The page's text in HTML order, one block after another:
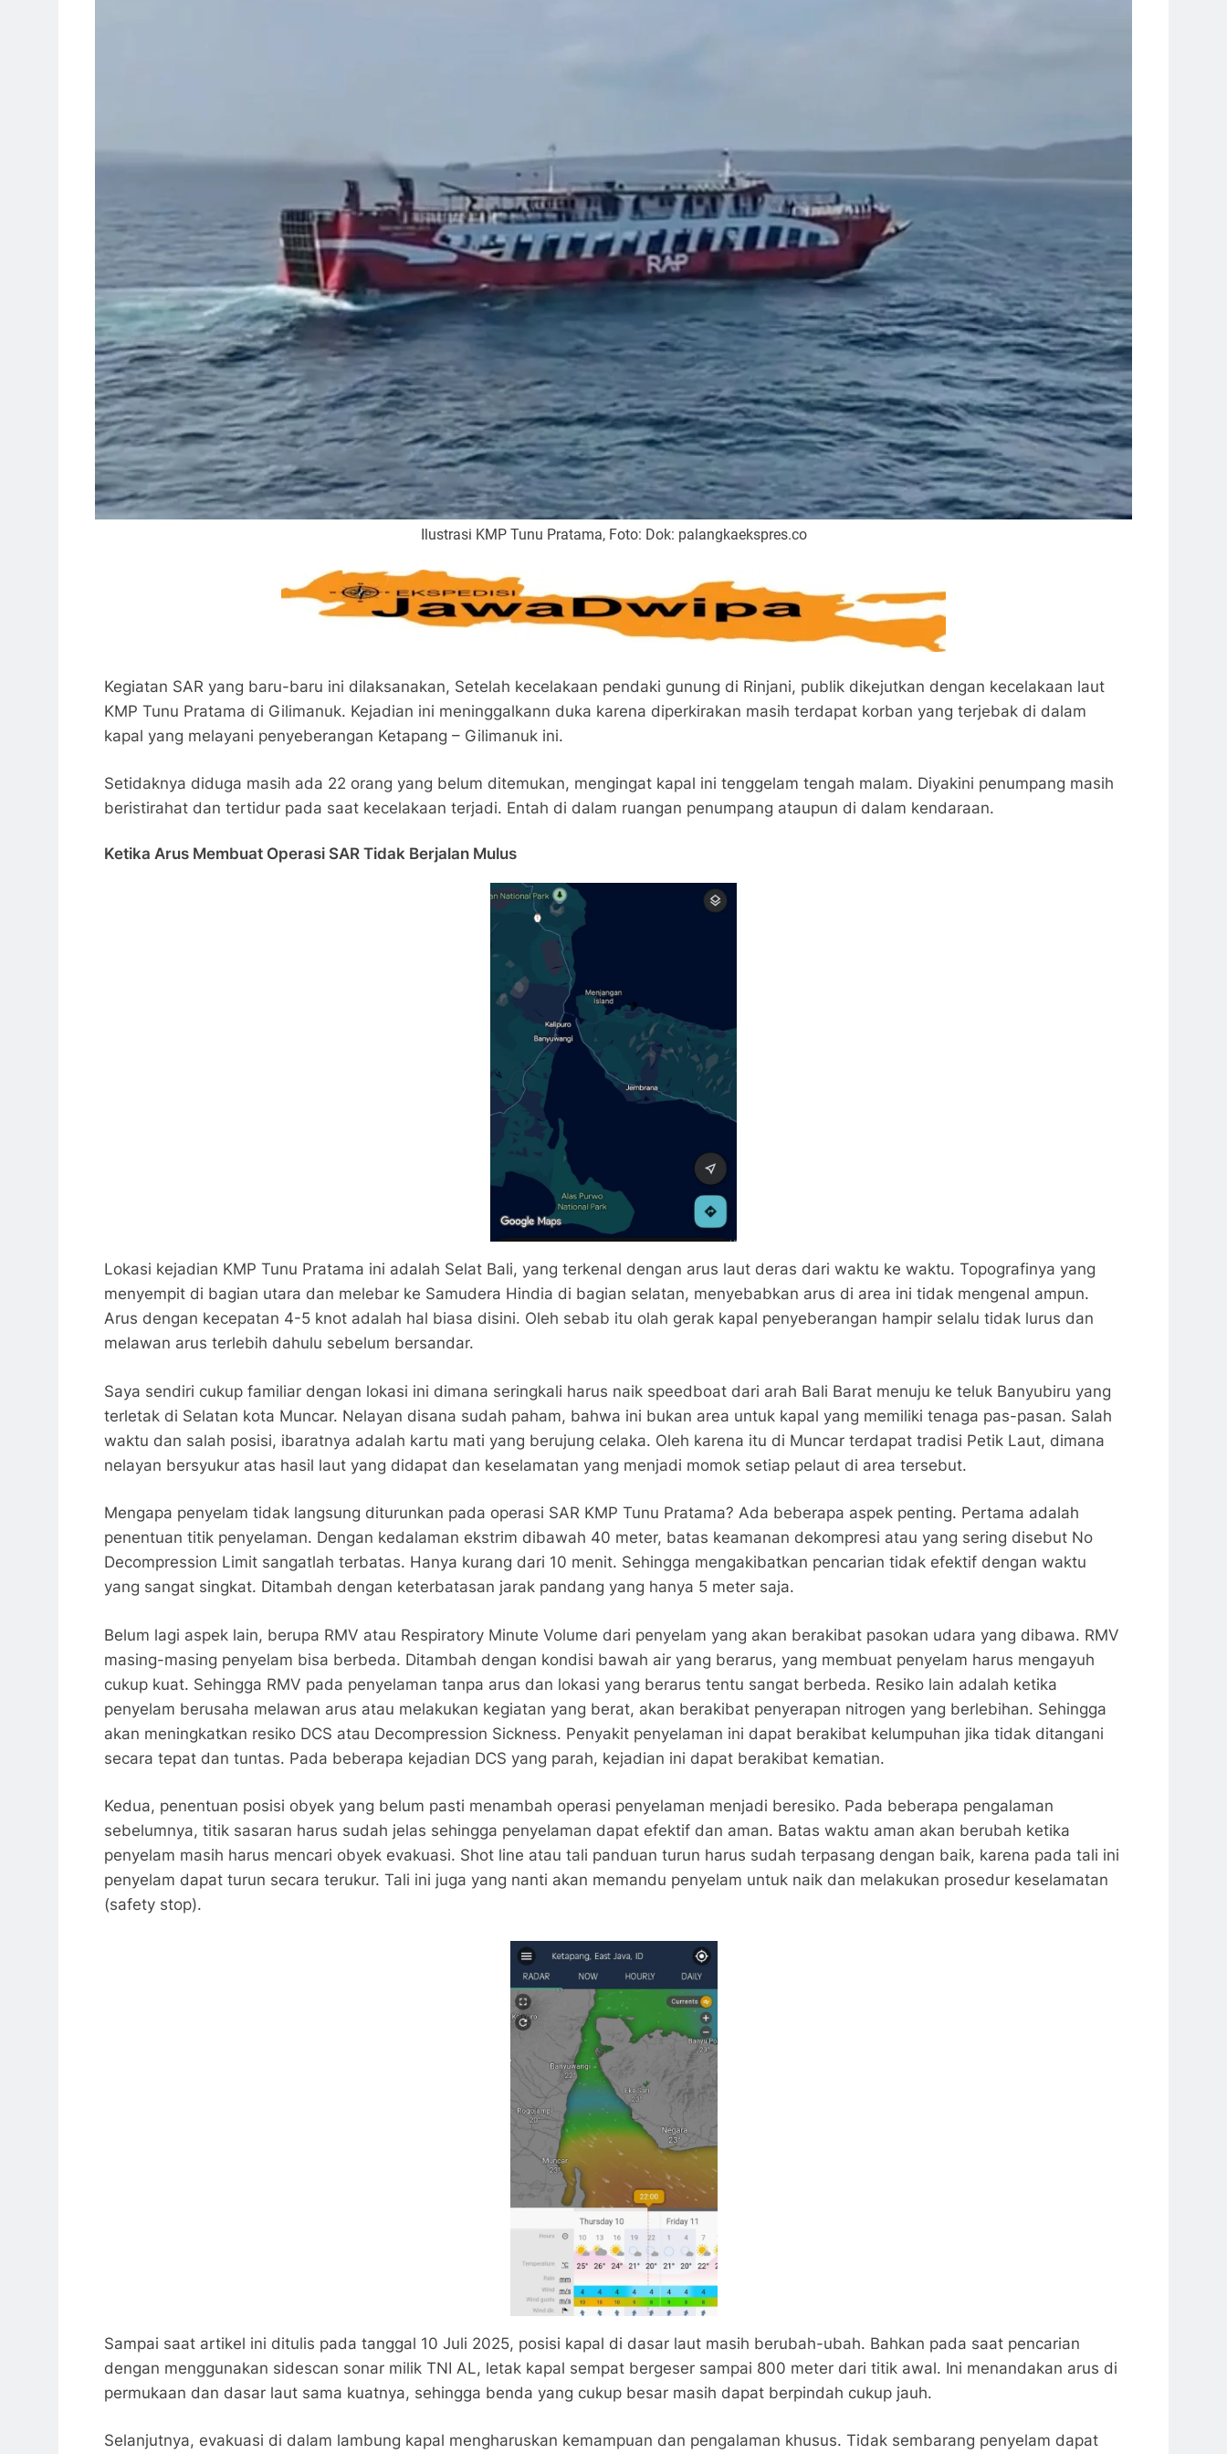
Ilustrasi KMP Tunu Pratama, Foto: Dok: palangkaekspres.co
Kegiatan SAR yang baru-baru ini dilaksanakan, Setelah kecelakaan pendaki gunung di Rinjani, publik dikejutkan dengan kecelakaan laut
KMP Tunu Pratama di Gilimanuk. Kejadian ini meninggalkann duka karena diperkirakan masih terdapat korban yang terjebak di dalam
kapal yang melayani penyeberangan Ketapang – Gilimanuk ini.
Setidaknya diduga masih ada 22 orang yang belum ditemukan, mengingat kapal ini tenggelam tengah malam. Diyakini penumpang masih
beristirahat dan tertidur pada saat kecelakaan terjadi. Entah di dalam ruangan penumpang ataupun di dalam kendaraan.
Ketika Arus Membuat Operasi SAR Tidak Berjalan Mulus
Lokasi kejadian KMP Tunu Pratama ini adalah Selat Bali, yang terkenal dengan arus laut deras dari waktu ke waktu. Topografinya yang
menyempit di bagian utara dan melebar ke Samudera Hindia di bagian selatan, menyebabkan arus di area ini tidak mengenal ampun.
Arus dengan kecepatan 4-5 knot adalah hal biasa disini. Oleh sebab itu olah gerak kapal penyeberangan hampir selalu tidak lurus dan
melawan arus terlebih dahulu sebelum bersandar.
Saya sendiri cukup familiar dengan lokasi ini dimana seringkali harus naik speedboat dari arah Bali Barat menuju ke teluk Banyubiru yang
terletak di Selatan kota Muncar. Nelayan disana sudah paham, bahwa ini bukan area untuk kapal yang memiliki tenaga pas-pasan. Salah
waktu dan salah posisi, ibaratnya adalah kartu mati yang berujung celaka. Oleh karena itu di Muncar terdapat tradisi Petik Laut, dimana
nelayan bersyukur atas hasil laut yang didapat dan keselamatan yang menjadi momok setiap pelaut di area tersebut.
Mengapa penyelam tidak langsung diturunkan pada operasi SAR KMP Tunu Pratama? Ada beberapa aspek penting. Pertama adalah
penentuan titik penyelaman. Dengan kedalaman ekstrim dibawah 40 meter, batas keamanan dekompresi atau yang sering disebut No
Decompression Limit sangatlah terbatas. Hanya kurang dari 10 menit. Sehingga mengakibatkan pencarian tidak efektif dengan waktu
yang sangat singkat. Ditambah dengan keterbatasan jarak pandang yang hanya 5 meter saja.
Belum lagi aspek lain, berupa RMV atau Respiratory Minute Volume dari penyelam yang akan berakibat pasokan udara yang dibawa. RMV
masing-masing penyelam bisa berbeda. Ditambah dengan kondisi bawah air yang berarus, yang membuat penyelam harus mengayuh
cukup kuat. Sehingga RMV pada penyelaman tanpa arus dan lokasi yang berarus tentu sangat berbeda. Resiko lain adalah ketika
penyelam berusaha melawan arus atau melakukan kegiatan yang berat, akan berakibat penyerapan nitrogen yang berlebihan. Sehingga
akan meningkatkan resiko DCS atau Decompression Sickness. Penyakit penyelaman ini dapat berakibat kelumpuhan jika tidak ditangani
secara tepat dan tuntas. Pada beberapa kejadian DCS yang parah, kejadian ini dapat berakibat kematian.
Kedua, penentuan posisi obyek yang belum pasti menambah operasi penyelaman menjadi beresiko. Pada beberapa pengalaman
sebelumnya, titik sasaran harus sudah jelas sehingga penyelaman dapat efektif dan aman. Batas waktu aman akan berubah ketika
penyelam masih harus mencari obyek evakuasi. Shot line atau tali panduan turun harus sudah terpasang dengan baik, karena pada tali ini
penyelam dapat turun secara terukur. Tali ini juga yang nanti akan memandu penyelam untuk naik dan melakukan prosedur keselamatan
(safety stop).
Sampai saat artikel ini ditulis pada tanggal 10 Juli 2025, posisi kapal di dasar laut masih berubah-ubah. Bahkan pada saat pencarian
dengan menggunakan sidescan sonar milik TNI AL, letak kapal sempat bergeser sampai 800 meter dari titik awal. Ini menandakan arus di
permukaan dan dasar laut sama kuatnya, sehingga benda yang cukup besar masih dapat berpindah cukup jauh.
Selanjutnya, evakuasi di dalam lambung kapal mengharuskan kemampuan dan pengalaman khusus. Tidak sembarang penyelam dapat